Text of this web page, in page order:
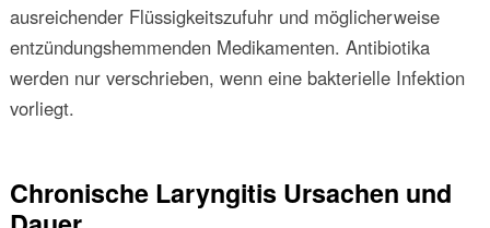
ausreichender Flüssigkeitszufuhr und möglicherweise
entzündungshemmenden Medikamenten. Antibiotika
werden nur verschrieben, wenn eine bakterielle Infektion
vorliegt.
Chronische Laryngitis Ursachen und